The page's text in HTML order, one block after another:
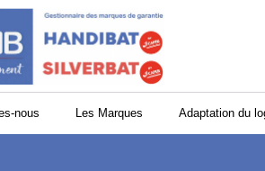
cookies
nous Les Marques Adaptation du